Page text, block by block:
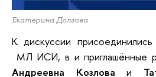
Екатерина Долгова
К дискуссии
МЛ ИСИ, в и приглашённые
Андреевна Козлова и